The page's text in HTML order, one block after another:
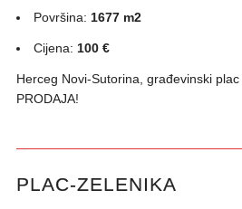
Površina: 1677 m2
Cijena: 100 €
Herceg Novi-Sutorina, građevinski
PRODAJA!
PLAC-ZELENIKA